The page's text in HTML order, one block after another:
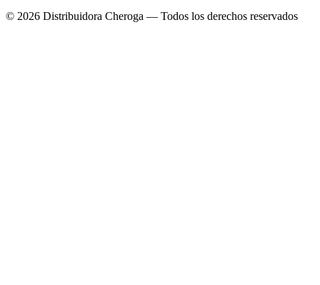
© 2026 Distribuidora Cheroga — Todos los derechos reservados